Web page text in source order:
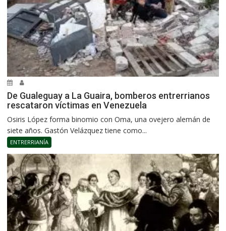
De Gualeguay a La Guaira, bomberos entrerrianos
rescataron víctimas en Venezuela
Osiris López forma binomio con Oma, una ovejero alemán de
siete años. Gastón Velázquez tiene como...
ENTRERRIANÍA